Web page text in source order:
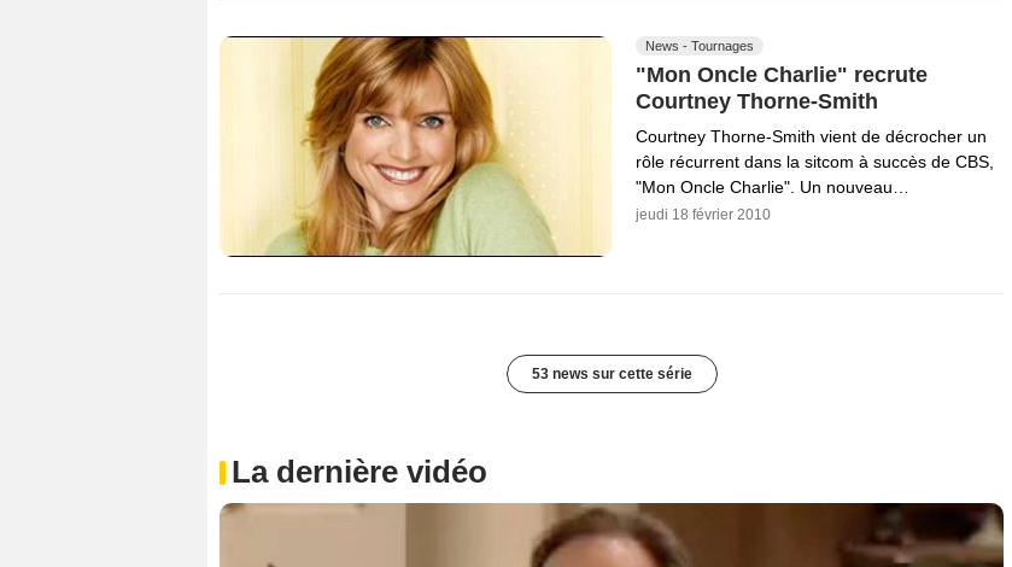
News - Tournages
"Mon Oncle Charlie" recrute
Courtney Thorne-Smith
Courtney Thorne-Smith vient de décrocher un
rôle récurrent dans la sitcom à succès de CBS,
"Mon Oncle Charlie". Un nouveau…
jeudi 18 février 2010
53 news sur cette série
La dernière vidéo